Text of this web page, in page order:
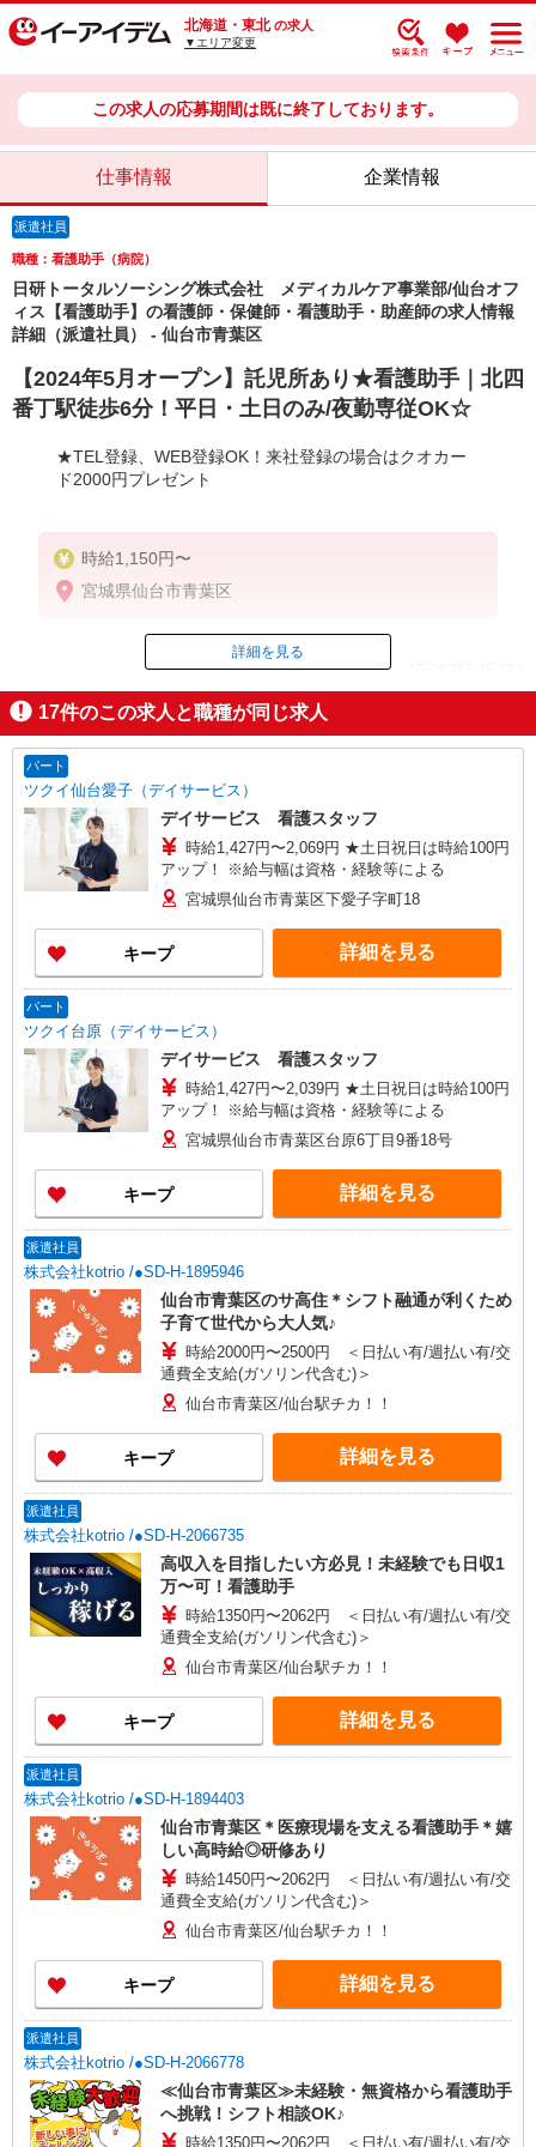
北海道・東北 の求人
▼エリア変更
この求人の応募期間は既に終了しております。
仕事情報 企業情報
派遣社員
職種：看護助手（病院）
日研トータルソーシング株式会社 メディカルケア事業部/仙台オフ
ィス【看護助手】の看護師・保健師・看護助手・助産師の求人情報
詳細（派遣社員） - 仙台市青葉区
【2024年5月オープン】託児所あり★看護助手｜北四
番丁駅徒歩6分！平日・土日のみ/夜勤専従OK☆
★TEL登録、WEB登録OK！来社登録の場合はクオカー
ド2000円プレゼント
時給1,150円〜
宮城県仙台市青葉区
ID：AE0625535731
掲載期間終了
詳細を見る
17件のこの求人と職種が同じ求人
パート
ツクイ仙台愛子（デイサービス）
デイサービス 看護スタッフ
時給1,427円〜2,069円 ★土日祝日は時給100円
アップ！ ※給与幅は資格・経験等による
宮城県仙台市青葉区下愛子字町18
キープ 詳細を見る
パート
ツクイ台原（デイサービス）
デイサービス 看護スタッフ
時給1,427円〜2,039円 ★土日祝日は時給100円
アップ！ ※給与幅は資格・経験等による
宮城県仙台市青葉区台原6丁目9番18号
キープ 詳細を見る
派遣社員
株式会社kotrio /●SD-H-1895946
仙台市青葉区のサ高住＊シフト融通が利くため
子育て世代から大人気♪
時給2000円〜2500円 ＜日払い有/週払い有/交
通費全支給(ガソリン代含む)＞
仙台市青葉区/仙台駅チカ！！
キープ 詳細を見る
派遣社員
株式会社kotrio /●SD-H-2066735
高収入を目指したい方必見！未経験でも日収1
万〜可！看護助手
時給1350円〜2062円 ＜日払い有/週払い有/交
通費全支給(ガソリン代含む)＞
仙台市青葉区/仙台駅チカ！！
キープ 詳細を見る
派遣社員
株式会社kotrio /●SD-H-1894403
仙台市青葉区＊医療現場を支える看護助手＊嬉
しい高時給◎研修あり
時給1450円〜2062円 ＜日払い有/週払い有/交
通費全支給(ガソリン代含む)＞
仙台市青葉区/仙台駅チカ！！
キープ 詳細を見る
派遣社員
株式会社kotrio /●SD-H-2066778
≪仙台市青葉区≫未経験・無資格から看護助手
へ挑戦！シフト相談OK♪
時給1350円〜2062円 ＜日払い有/週払い有/交